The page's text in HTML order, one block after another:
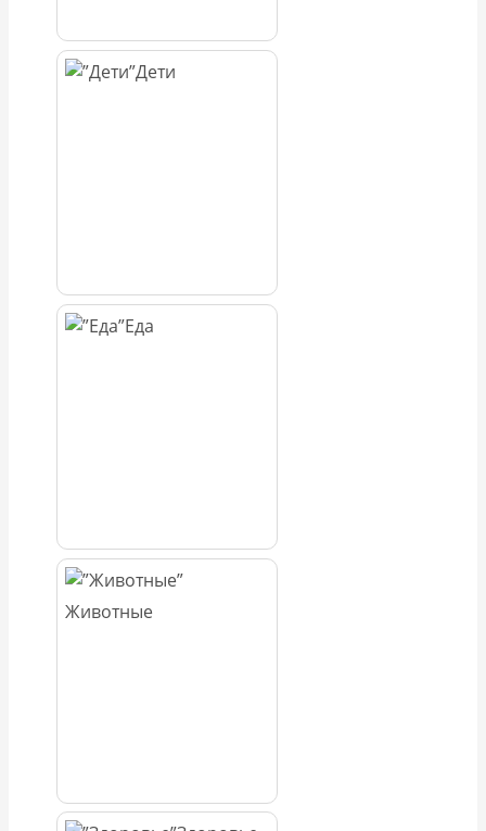
Дети
Еда
Животные